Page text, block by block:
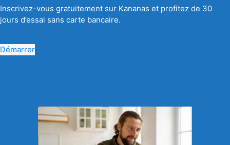
Inscrivez-vous gratuitement sur Kananas et profitez de 30
jours d’essai sans carte bancaire.
Démarrer